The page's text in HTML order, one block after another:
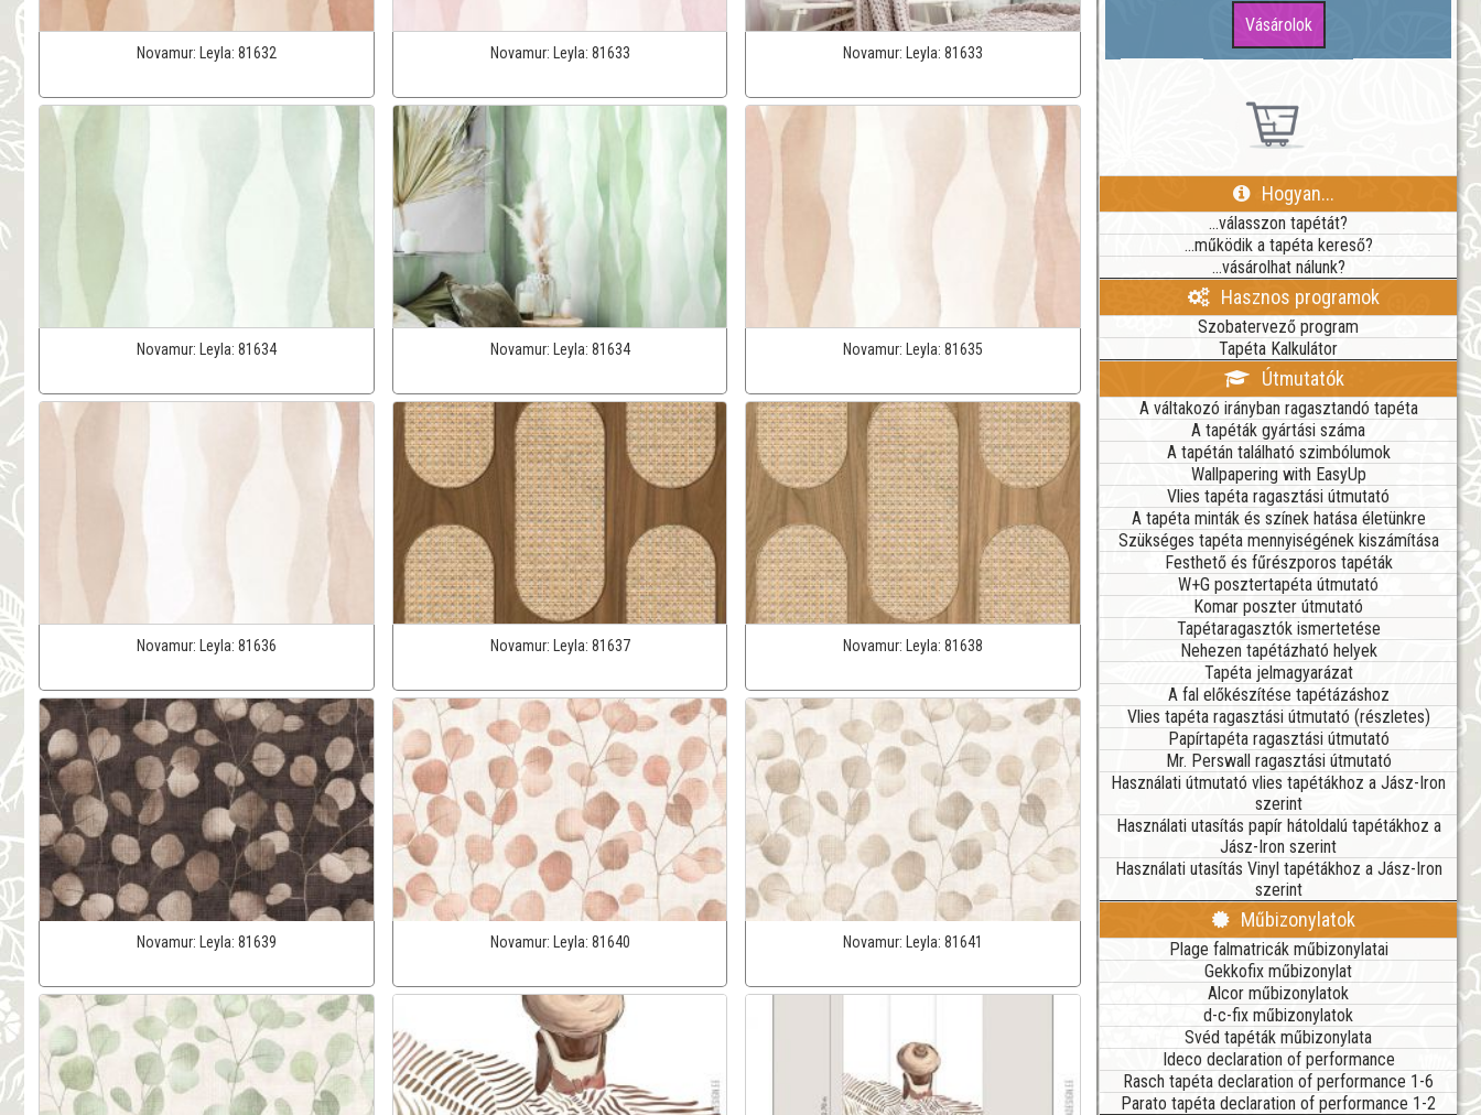
Novamur: Leyla: 81632 Novamur: Leyla: 81633 Novamur:Leyla:81633
Novamur: Leyla: 81634 Novamur: Leyla: 81634 Novamur: Leyla:81635
Novamur: Leyla: 81636 Novamur: Leyla: 81637 Novamur: Leyla:81638
Novamur: Leyla: 81639 Novamur: Leyla: 81640 Novamur: Leyla:81641
Hogyan...
...válasszon tapétát?
...működik a tapéta kereső?
...vásárolhat nálunk?
Hasznos programok
Szobatervező program
Tapéta Kalkulátor
Útmutatók
A váltakozó irányban ragasztandó tapéta
A tapéták gyártási száma
A tapétán található szimbólumok
Wallpapering with EasyUp
Vlies tapéta ragasztási útmutató
A tapéta minták és színek hatása életünkre
Szükséges tapéta mennyiségének kiszámítása
Festhető és fűrészporos tapéták
W+G posztertapéta útmutató
Komar poszter útmutató
Tapétaragasztók ismertetése
Nehezen tapétázható helyek
Tapéta jelmagyarázat
A fal előkészítése tapétázáshoz
Vlies tapéta ragasztási útmutató (részletes)
Papírtapéta ragasztási útmutató
Mr. Perswall ragasztási útmutató
Használati útmutató vlies tapétákhoz a Jász-Iron
szerint
Használati utasítás papír hátoldalú tapétákhoz a
Jász-Iron szerint
Használati utasítás Vinyl tapétákhoz a Jász-Iron
szerint
Műbizonylatok
Plage falmatricák műbizonylatai
Gekkofix műbizonylat
Alcor műbizonylatok
d-c-fix műbizonylatok
Svéd tapéták műbizonylata
Ideco declaration of performance
Rasch tapéta declaration of performance 1-6
Parato tapéta declaration of performance 1-2